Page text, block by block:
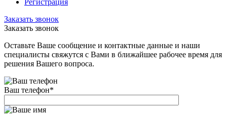
Регистрация
Заказать звонок
Заказать звонок
Оставьте Ваше сообщение и контактные данные и наши
специалисты свяжутся с Вами в ближайшее рабочее время для
решения Вашего вопроса.
Ваш телефон*